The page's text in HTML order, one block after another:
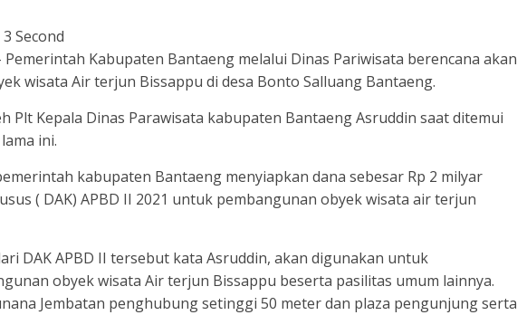
Second
Pemerintah Kabupaten Bantaeng melalui Dinas Pariwisata berencana akan
wisata Air terjun Bissappu di desa Bonto Salluang Bantaeng.
Plt Kepala Dinas Parawisata kabupaten Bantaeng Asruddin saat ditemui
ini.
kabupaten Bantaeng menyiapkan dana sebesar Rp 2 milyar
( DAK) APBD II 2021 untuk pembangunan obyek wisata air terjun
DAK APBD II tersebut kata Asruddin, akan digunakan untuk
obyek wisata Air terjun Bissappu beserta pasilitas umum lainnya.
Jembatan penghubung setinggi 50 meter dan plaza pengunjung serta